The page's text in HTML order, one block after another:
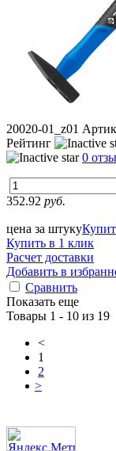
20020-01_z01
Рейтинг
0
352.92 руб.
цена за штуку
Купить в 1 клик
Расчет доставки
Добавить в
Сравнить
Показать еще
Товары 1 - 10 из 19
<
1
2
>